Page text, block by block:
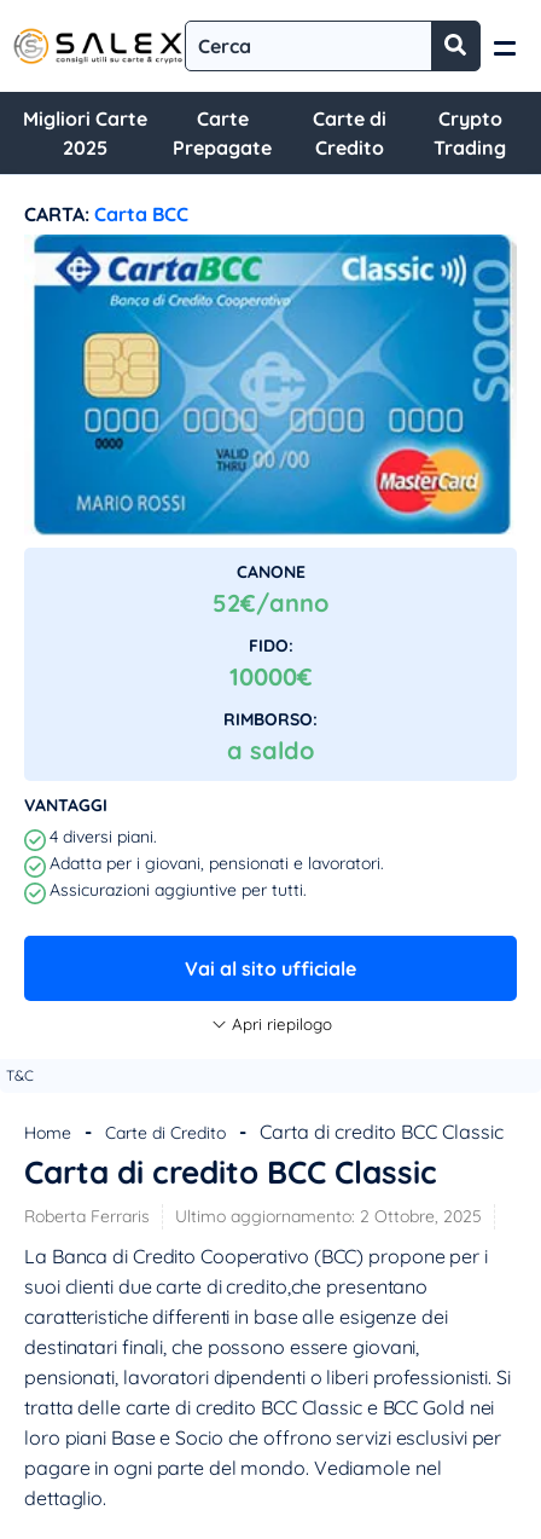
Migliori Carte
2025
Carte
Prepagate
Carte di
Credito
Crypto
Trading
CARTA: Carta BCC
CANONE
52€/anno
FIDO:
10000€
RIMBORSO:
a saldo
VANTAGGI
4 diversi piani.
Adatta per i giovani, pensionati e lavoratori.
Assicurazioni aggiuntive per tutti.
Vai al sito ufficiale
Apri riepilogo
INFORMAZIONI
Emittente: Banca di Credito Cooperativo
Circuito: mastercard
Funzionalità contactless:
Costo attivazione: GRATIS
RIASSUNTO
La Banca di Credito Cooperativo (BCC) propone per i
suoi clienti due carte di credito affiliate al circuito
Mastercard, con caratteristiche differenti in base alle
esigenze dei destinatari finali, che possono essere
giovani, pensionati, lavoratori dipendenti o liberi
professionisti. Si tratta delle carte di credito BCC Classic
e BCC Gold nei loro piani Base e Socio che offrono
servizi esclusivi per pagare in ogni parte del mondo.
T&C
Home - Carte di Credito - Carta di credito BCC Classic
Carta di credito BCC Classic
Roberta Ferraris Ultimo aggiornamento: 2 Ottobre, 2025
La Banca di Credito Cooperativo (BCC) propone per i
suoi clienti due carte di credito,che presentano
caratteristiche differenti in base alle esigenze dei
destinatari finali, che possono essere giovani,
pensionati, lavoratori dipendenti o liberi professionisti. Si
tratta delle carte di credito BCC Classic e BCC Gold nei
loro piani Base e Socio che offrono servizi esclusivi per
pagare in ogni parte del mondo. Vediamole nel
dettaglio.